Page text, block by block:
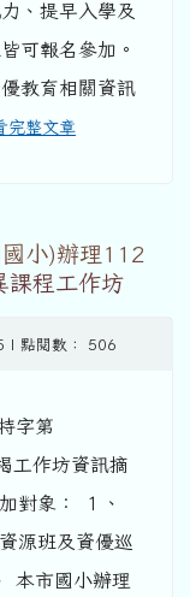
、提早入學及
可報名參加。
教育相關資訊
完整文章
小)辦理112
課程工作坊
| 點閱數： 506
字第
工作坊資訊摘
對象： １、
源班及資優巡
本市國小辦理